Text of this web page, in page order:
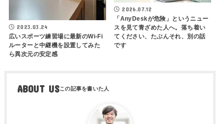
2023.03.24
広いスポーツ練習場に最新のWi-Fi
ルーターと中継機を設置してみた
ら異次元の安定感
2026.07.12
「AnyDeskが危険」というニュー
スを見て青ざめた人へ。落ち着い
てください、たぶんそれ、別の話
です
ABOUT US